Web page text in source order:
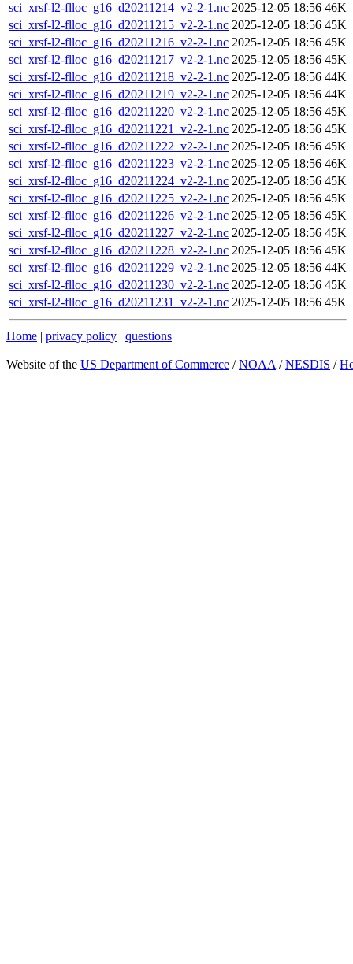
sci_xrsf-l2-flloc_g16_d20211214_v2-2-1.nc 2025-12-05 18:56 46K
sci_xrsf-l2-flloc_g16_d20211215_v2-2-1.nc 2025-12-05 18:56 45K
sci_xrsf-l2-flloc_g16_d20211216_v2-2-1.nc 2025-12-05 18:56 45K
sci_xrsf-l2-flloc_g16_d20211217_v2-2-1.nc 2025-12-05 18:56 45K
sci_xrsf-l2-flloc_g16_d20211218_v2-2-1.nc 2025-12-05 18:56 44K
sci_xrsf-l2-flloc_g16_d20211219_v2-2-1.nc 2025-12-05 18:56 44K
sci_xrsf-l2-flloc_g16_d20211220_v2-2-1.nc 2025-12-05 18:56 45K
sci_xrsf-l2-flloc_g16_d20211221_v2-2-1.nc 2025-12-05 18:56 45K
sci_xrsf-l2-flloc_g16_d20211222_v2-2-1.nc 2025-12-05 18:56 45K
sci_xrsf-l2-flloc_g16_d20211223_v2-2-1.nc 2025-12-05 18:56 46K
sci_xrsf-l2-flloc_g16_d20211224_v2-2-1.nc 2025-12-05 18:56 45K
sci_xrsf-l2-flloc_g16_d20211225_v2-2-1.nc 2025-12-05 18:56 45K
sci_xrsf-l2-flloc_g16_d20211226_v2-2-1.nc 2025-12-05 18:56 45K
sci_xrsf-l2-flloc_g16_d20211227_v2-2-1.nc 2025-12-05 18:56 45K
sci_xrsf-l2-flloc_g16_d20211228_v2-2-1.nc 2025-12-05 18:56 45K
sci_xrsf-l2-flloc_g16_d20211229_v2-2-1.nc 2025-12-05 18:56 44K
sci_xrsf-l2-flloc_g16_d20211230_v2-2-1.nc 2025-12-05 18:56 45K
sci_xrsf-l2-flloc_g16_d20211231_v2-2-1.nc 2025-12-05 18:56 45K
Home | privacy policy | questions
Website of the US Department of Commerce /NOAA /NESDIS /